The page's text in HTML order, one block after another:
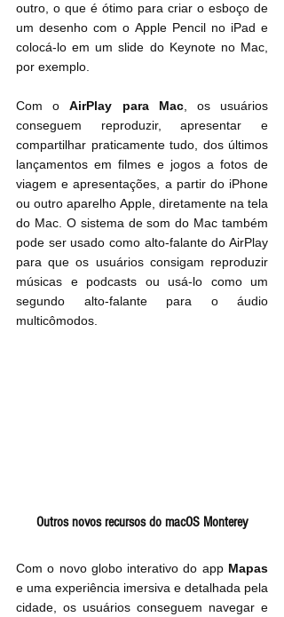
outro, o que é ótimo para criar o esboço de
um desenho com o Apple Pencil no iPad e
colocá-lo em um slide do Keynote no Mac,
por exemplo.
Com o AirPlay para Mac, os usuários
conseguem reproduzir, apresentar e
compartilhar praticamente tudo, dos últimos
lançamentos em filmes e jogos a fotos de
viagem e apresentações, a partir do iPhone
ou outro aparelho Apple, diretamente na tela
do Mac. O sistema de som do Mac também
pode ser usado como alto-falante do AirPlay
para que os usuários consigam reproduzir
músicas e podcasts ou usá-lo como um
segundo alto-falante para o áudio
multicômodos.
Outros novos recursos do macOS Monterey
Com o novo globo interativo do app Mapas
e uma experiência imersiva e detalhada pela
cidade, os usuários conseguem navegar e